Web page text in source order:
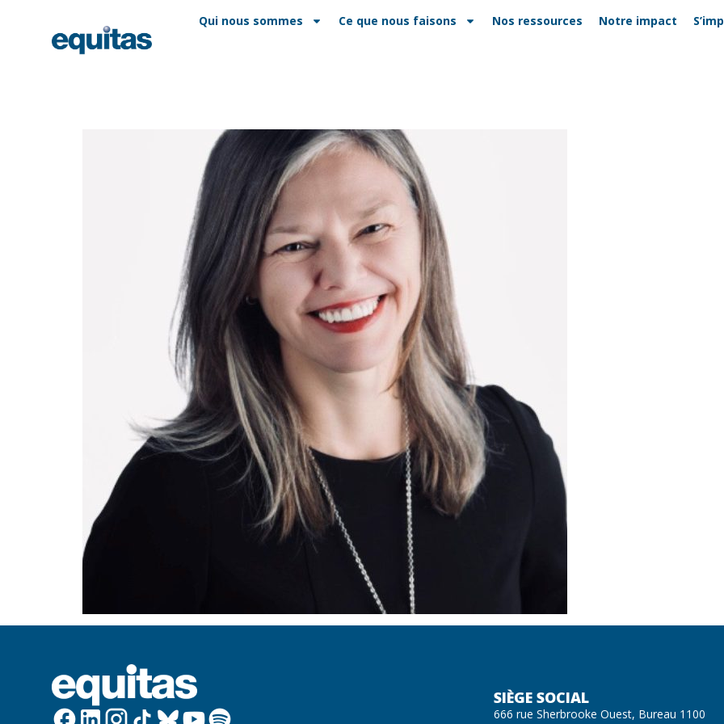
Qui nous sommes Ce que nous faisons Nos ressources Notre impact
SIÈGE SOCIAL
666 rue Sherbrooke Ouest, Bureau 1100